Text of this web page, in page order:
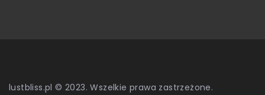
lustbliss.pl © 2023. Wszelkie prawa zastrzeżone.